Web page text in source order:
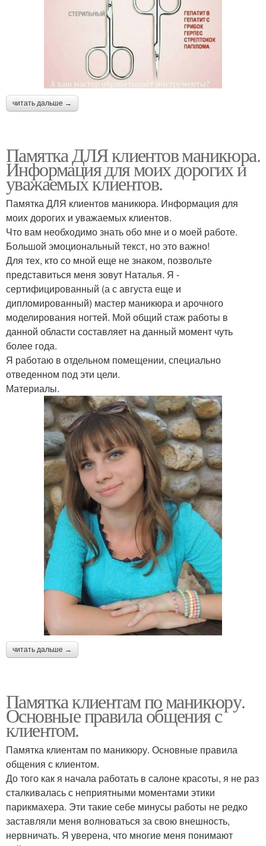
читать дальше →
Памятка ДЛЯ клиентов маникюра.
Информация для моих дорогих и
уважаемых клиентов.
Памятка ДЛЯ клиентов маникюра. Информация для
моих дорогих и уважаемых клиентов.
Что вам необходимо знать обо мне и о моей работе.
Большой эмоциональный текст, но это важно!
Для тех, кто со мной еще не знаком, позвольте
представиться меня зовут Наталья. Я -
сертифицированный (а с августа еще и
дипломированный) мастер маникюра и арочного
моделирования ногтей. Мой общий стаж работы в
данной области составляет на данный момент чуть
более года.
Я работаю в отдельном помещении, специально
отведенном под эти цели.
Материалы.
читать дальше →
Памятка клиентам по маникюру.
Основные правила общения с
клиентом.
Памятка клиентам по маникюру. Основные правила
общения с клиентом.
До того как я начала работать в салоне красоты, я не раз
сталкивалась с неприятными моментами этики
парикмахера. Эти такие себе минусы работы не редко
заставляли меня волноваться за свою внешность,
нервничать. Я уверена, что многие меня понимают